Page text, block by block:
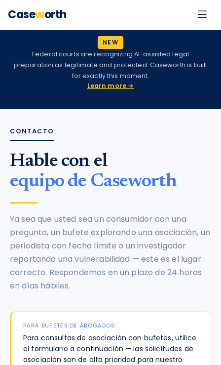
Caseworth
NEW
Federal courts are recognizing AI-assisted legal
preparation as legitimate and protected. Caseworth is built
for exactly this moment.
Learn more →
CONTACTO
Hable con el
equipo de Caseworth
Ya sea que usted sea un consumidor con una
pregunta, un bufete explorando una asociación, un
periodista con fecha límite o un investigador
reportando una vulnerabilidad — este es el lugar
correcto. Respondemos en un plazo de 24 horas
en días hábiles.
PARA BUFETES DE ABOGADOS
Para consultas de asociación con bufetes, utilice
el formulario a continuación — las solicitudes de
asociación son de alta prioridad para nuestro